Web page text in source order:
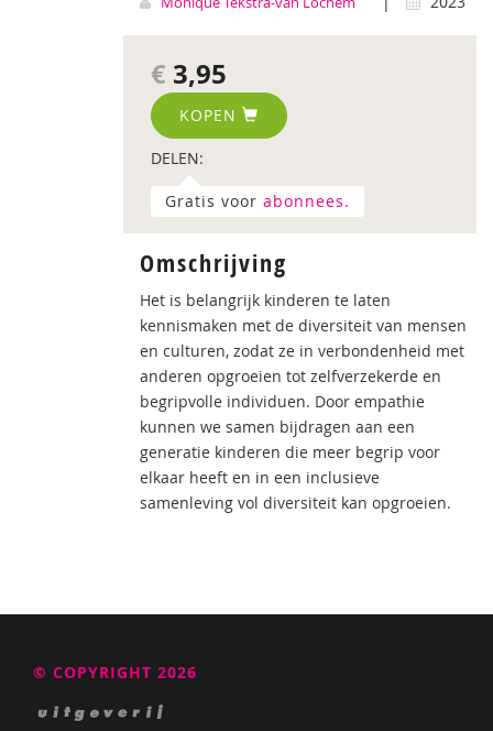
€ 3,95
KOPEN
DELEN:
Gratis voor abonnees.
Omschrijving
Het is belangrijk kinderen te laten
kennismaken met de diversiteit van mensen
en culturen, zodat ze in verbondenheid met
anderen opgroeien tot zelfverzekerde en
begripvolle individuen. Door empathie
kunnen we samen bijdragen aan een
generatie kinderen die meer begrip voor
elkaar heeft en in een inclusieve
samenleving vol diversiteit kan opgroeien.
© COPYRIGHT 2026